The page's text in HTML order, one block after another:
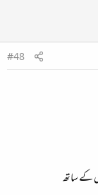
#48
کے ساتھ